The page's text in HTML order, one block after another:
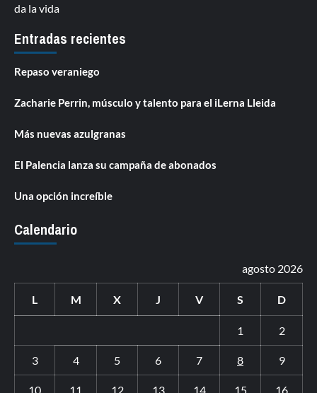
da la vida
Entradas recientes
Repaso veraniego
Zacharie Perrin, músculo y talento para el iLerna Lleida
Más nuevas azulgranas
El Palencia lanza su campaña de abonados
Una opción increíble
Calendario
agosto 2026
L M X J V S D
1 2
3 4 5 6 7 8 9
10 11 12 13 14 15 16